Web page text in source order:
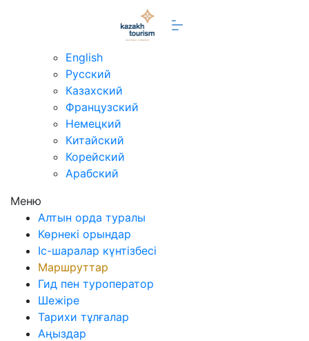
English
Русский
Казахский
Французский
Немецкий
Китайский
Корейский
Арабский
Меню
Алтын орда туралы
Көрнекі орындар
Іс-шаралар күнтізбесі
Маршруттар
Гид пен туроператор
Шежіре
Тарихи тұлғалар
Аңыздар